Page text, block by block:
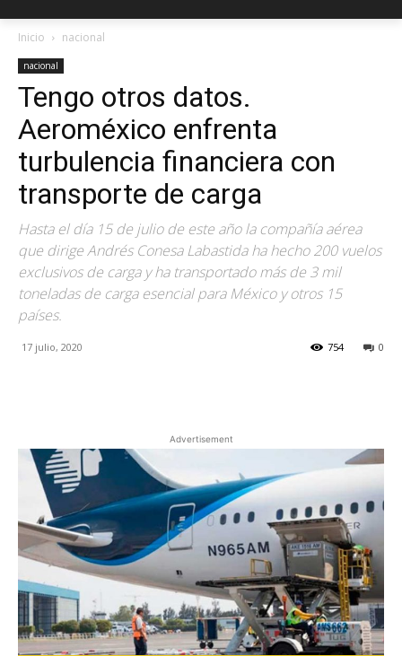
Inicio nacional
nacional
Tengo otros datos.
Aeroméxico enfrenta
turbulencia financiera con
transporte de carga
Hasta el día 15 de julio de este año la compañía aérea
que dirige Andrés Conesa Labastida ha hecho 200 vuelos
exclusivos de carga y ha transportado más de 3 mil
toneladas de carga esencial para México y otros 15
países.
17 julio, 2020 0
754
Advertisement